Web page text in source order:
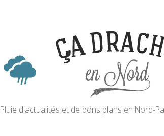
Pluie d'actualités et de bons plans en Nord-